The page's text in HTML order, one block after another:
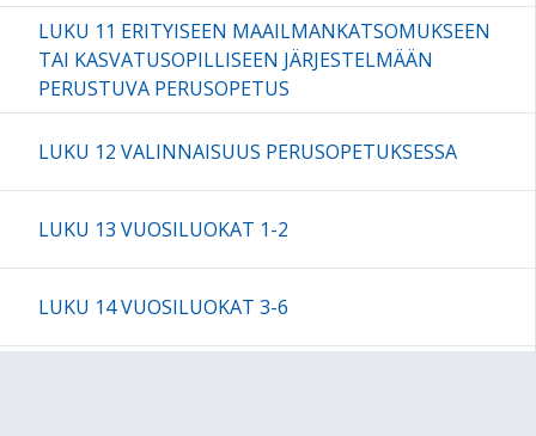
LUKU 11 ERITYISEEN MAAILMANKATSOMUKSEEN
TAI KASVATUSOPILLISEEN JÄRJESTELMÄÄN
PERUSTUVA PERUSOPETUS
LUKU 12 VALINNAISUUS PERUSOPETUKSESSA
LUKU 13 VUOSILUOKAT 1-2
LUKU 14 VUOSILUOKAT 3-6